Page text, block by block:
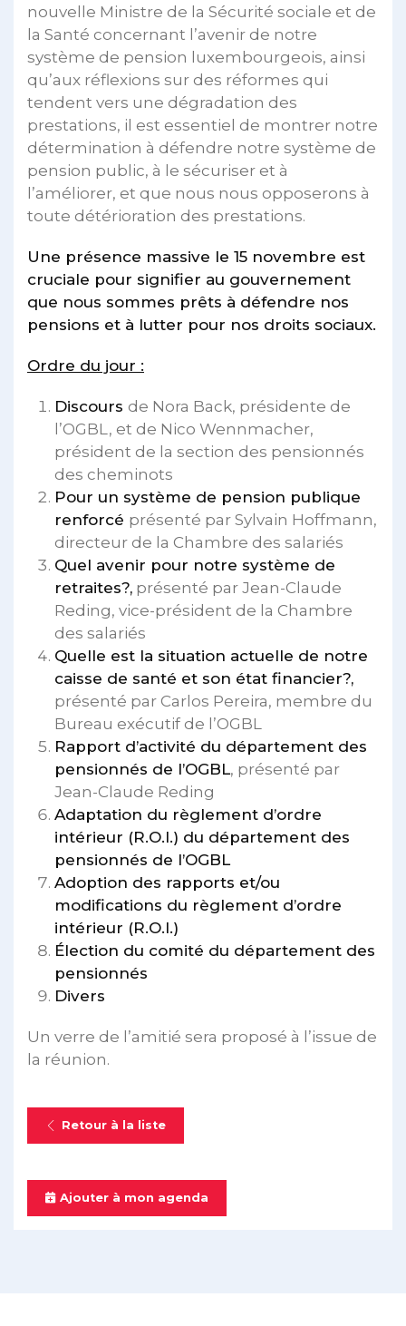
nouvelle Ministre de la Sécurité sociale et de
la Santé concernant l’avenir de notre
système de pension luxembourgeois, ainsi
qu’aux réflexions sur des réformes qui
tendent vers une dégradation des
prestations, il est essentiel de montrer notre
détermination à défendre notre système de
pension public, à le sécuriser et à
l’améliorer, et que nous nous opposerons à
toute détérioration des prestations.
Une présence massive le 15 novembre est
cruciale pour signifier au gouvernement
que nous sommes prêts à défendre nos
pensions et à lutter pour nos droits sociaux.
Ordre du jour :
Discours de Nora Back, présidente de
l’OGBL, et de Nico Wennmacher,
président de la section des pensionnés
des cheminots
Pour un système de pension publique
renforcé présenté par Sylvain Hoffmann,
directeur de la Chambre des salariés
Quel avenir pour notre système de
retraites?, présenté par Jean-Claude
Reding, vice-président de la Chambre
des salariés
Quelle est la situation actuelle de notre
caisse de santé et son état financier?,
présenté par Carlos Pereira, membre du
Bureau exécutif de l’OGBL
Rapport d’activité du département des
pensionnés de l’OGBL, présenté par
Jean-Claude Reding
Adaptation du règlement d’ordre
intérieur (R.O.I.) du département des
pensionnés de l’OGBL
Adoption des rapports et/ou
modifications du règlement d’ordre
intérieur (R.O.I.)
Élection du comité du département des
pensionnés
Divers
Un verre de l’amitié sera proposé à l’issue de
la réunion.
Retour à la liste
Ajouter à mon agenda